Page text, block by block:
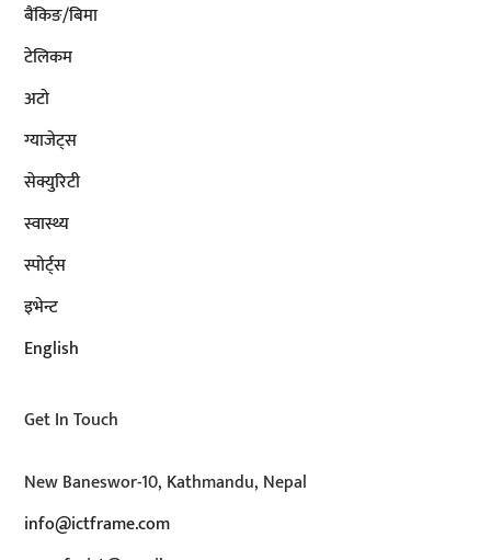
बैंकिङ/बिमा
टेलिकम
अटाे
ग्याजेट्स
सेक्युरिटी
स्वास्थ्य
स्पोर्ट्स
इभेन्ट
English
Get In Touch
New Baneswor-10, Kathmandu, Nepal
info@ictframe.com